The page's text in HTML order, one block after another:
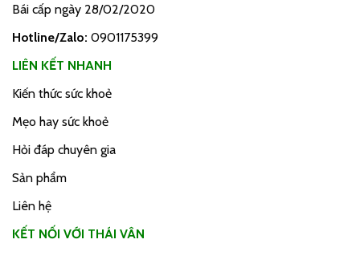
Bái cấp ngày 28/02/2020
Hotline/Zalo: 0901175399
LIÊN KẾT NHANH
Kiến thức sức khoẻ
Mẹo hay sức khoẻ
Hỏi đáp chuyên gia
Sản phẩm
Liên hệ
KẾT NỐI VỚI THÁI VÂN